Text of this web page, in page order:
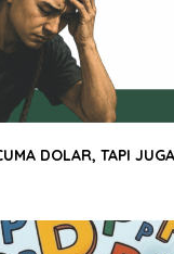
DOLAR, TAPI